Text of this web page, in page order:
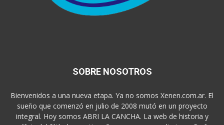
SOBRE NOSOTROS
Bienvenidos a una nueva etapa. Ya no somos Xenen.com.ar. El
sueño que comenzó en julio de 2008 mutó en un proyecto
integral. Hoy somos ABRI LA CANCHA. La web de historia y